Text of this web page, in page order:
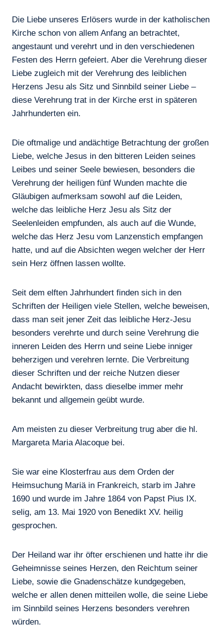
Die Liebe unseres Erlösers wurde in der katholischen
Kirche schon von allem Anfang an betrachtet,
angestaunt und verehrt und in den verschiedenen
Festen des Herrn gefeiert. Aber die Verehrung dieser
Liebe zugleich mit der Verehrung des leiblichen
Herzens Jesu als Sitz und Sinnbild seiner Liebe –
diese Verehrung trat in der Kirche erst in späteren
Jahrhunderten ein.
Die oftmalige und andächtige Betrachtung der großen
Liebe, welche Jesus in den bitteren Leiden seines
Leibes und seiner Seele bewiesen, besonders die
Verehrung der heiligen fünf Wunden machte die
Gläubigen aufmerksam sowohl auf die Leiden,
welche das leibliche Herz Jesu als Sitz der
Seelenleiden empfunden, als auch auf die Wunde,
welche das Herz Jesu vom Lanzenstich empfangen
hatte, und auf die Absichten wegen welcher der Herr
sein Herz öffnen lassen wollte.
Seit dem elften Jahrhundert finden sich in den
Schriften der Heiligen viele Stellen, welche beweisen,
dass man seit jener Zeit das leibliche Herz-Jesu
besonders verehrte und durch seine Verehrung die
inneren Leiden des Herrn und seine Liebe inniger
beherzigen und verehren lernte. Die Verbreitung
dieser Schriften und der reiche Nutzen dieser
Andacht bewirkten, dass dieselbe immer mehr
bekannt und allgemein geübt wurde.
Am meisten zu dieser Verbreitung trug aber die hl.
Margareta Maria Alacoque bei.
Sie war eine Klosterfrau aus dem Orden der
Heimsuchung Mariä in Frankreich, starb im Jahre
1690 und wurde im Jahre 1864 von Papst Pius IX.
selig, am 13. Mai 1920 von Benedikt XV. heilig
gesprochen.
Der Heiland war ihr öfter erschienen und hatte ihr die
Geheimnisse seines Herzen, den Reichtum seiner
Liebe, sowie die Gnadenschätze kundgegeben,
welche er allen denen mitteilen wolle, die seine Liebe
im Sinnbild seines Herzens besonders verehren
würden.